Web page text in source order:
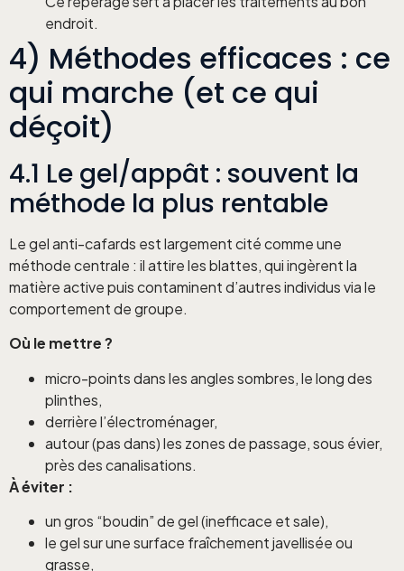
endroit.
4) Méthodes efficaces : ce
qui marche (et ce qui
déçoit)
4.1 Le gel/appât : souvent la
méthode la plus rentable
Le gel anti-cafards est largement cité comme une
méthode centrale : il attire les blattes, qui ingèrent la
matière active puis contaminent d’autres individus via le
comportement de groupe.
Où le mettre ?
micro-points dans les angles sombres, le long des
plinthes,
derrière l’électroménager,
autour (pas dans) les zones de passage, sous évier,
près des canalisations.
À éviter :
un gros “boudin” de gel (inefficace et sale),
le gel sur une surface fraîchement javellisée ou
grasse,